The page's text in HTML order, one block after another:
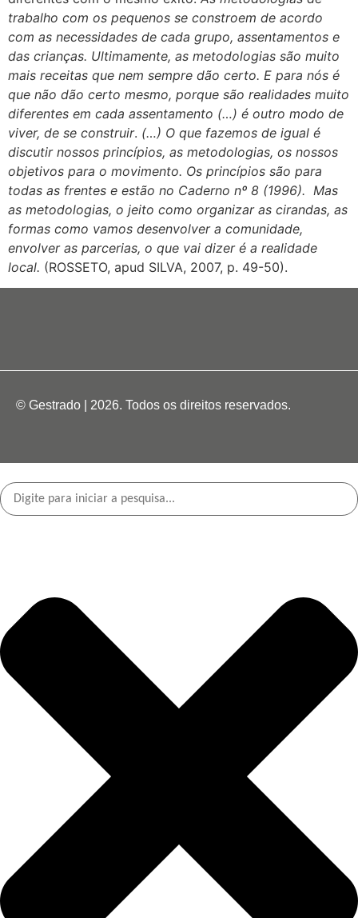
trabalho com os pequenos se constroem de acordo
com as necessidades de cada grupo, assentamentos e
das crianças. Ultimamente, as metodologias são muito
mais receitas que nem sempre dão certo. E para nós é
que não dão certo mesmo, porque são realidades muito
diferentes em cada assentamento (…) é outro modo de
viver, de se construir. (…) O que fazemos de igual é
discutir nossos princípios, as metodologias, os nossos
objetivos para o movimento. Os princípios são para
todas as frentes e estão no Caderno nº 8 (1996). Mas
as metodologias, o jeito como organizar as cirandas, as
formas como vamos desenvolver a comunidade,
envolver as parcerias, o que vai dizer é a realidade
local. (ROSSETO, apud SILVA, 2007, p. 49-50).
© Gestrado | 2026. Todos os direitos reservados.